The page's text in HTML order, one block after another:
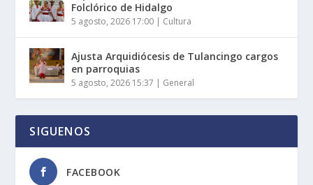
Folclórico de Hidalgo
5 agosto, 2026 17:00 | Cultura
Ajusta Arquidiócesis de Tulancingo cargos
en parroquias
5 agosto, 2026 15:37 | General
SIGUENOS
FACEBOOK